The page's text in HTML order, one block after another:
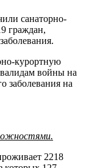
санаторно-
граждан,
курортную
войны на
заболевания на
2218